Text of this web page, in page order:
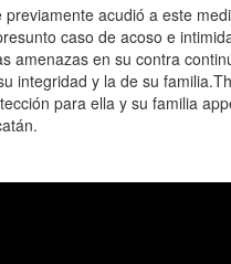
previamente acudió a este
caso de acoso e
amenazas en su contra
integridad y la de su
para ella y su familia